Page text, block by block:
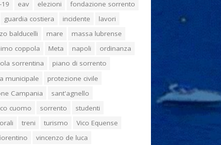
eav elezioni
fondazione sorrento
guardia costiera
incidente
lavori
balducelli
mare
massa lubrense
coppola
Meta napoli
ordinanza
sorrentina
piano di sorrento
municipale
protezione civile
Campania
sant'agnello
cuomo
sorrento
studenti
treni turismo
Vico Equense
vincenzo de luca